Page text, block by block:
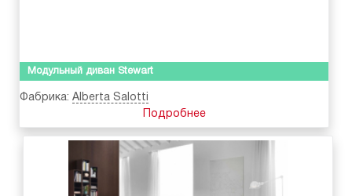
Модульный диван Stewart
Фабрика: Alberta Salotti
Подробнее